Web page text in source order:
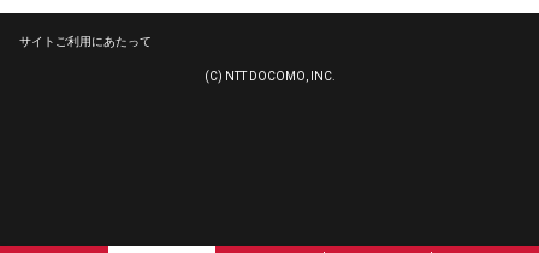
サイトご利用にあたって
(C) NTT DOCOMO, INC.